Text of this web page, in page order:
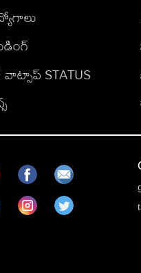
వాట్సాప్ STATUS